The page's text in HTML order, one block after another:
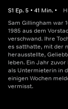
S1 Ep.5 • 41 Min. •
Sam Gillingham war
1985 aus dem
verschwand. Ihre
es satthatte, mit der
herausstellte,
leben. Ein Jahr
als Untermieterin in
einigen Wochen
vermisst.